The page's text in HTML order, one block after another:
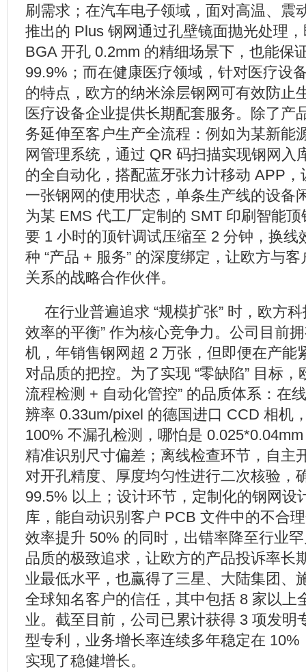
刷需求；在汽车电子领域，面对高温、震
推出的 Plus 钢网通过孔壁镜面抛光处理
BGA 开孔 0.2mm 的精细场景下，也能保
99.9%；而在健康医疗领域，针对医疗设
的特点，欧方的纳米涂层钢网可有效防止
医疗设备企业提供长期配套服务。除了产
务延伸至客户生产全流程：例如为某新能
网管理系统，通过 QR 码扫描实现钢网入
的全自动化，搭配蓝牙张力计移动 APP
一张钢网的使用状态，单条生产线的设备
为某 EMS 代工厂定制的 SMT 印刷智能
要 1 小时的顶针调试压缩至 2 分钟，换线
种 “产品 + 服务” 的深度绑定，让欧方与
关系的战略合作伙伴。
在行业普遍追求 “规模扩张” 时，欧方
效率的平衡” 作为核心竞争力。公司目前
机，年销售钢网超 2 万张，但即便在产能
对品质的把控。为了实现 “零缺陷” 目标，
流程检测 + 自动化管控” 的品质体系：在
辨率 0.33um/pixel 的德国进口 CCD 相机
100% 不漏孔检测，哪怕是
精准识别尺寸偏差；离线检查环节，自主
对开孔精度、厚度均匀性进行二次核验，
99.5% 以上；设计环节，定制化的钢网设
库，能自动识别客户 PCB 文件中的不合
效率提升 50% 的同时，出错率降至行业
品质的极致追求，让欧方的产品投诉率长
业最低水平，也赢得了三星、大陆集团、
全球知名客户的信任，其中包括 8 家以上
业。截至目前，公司已累计获得 3 项发明
型专利，业务增长率连续多年稳定在 10%
实现了稳健增长。